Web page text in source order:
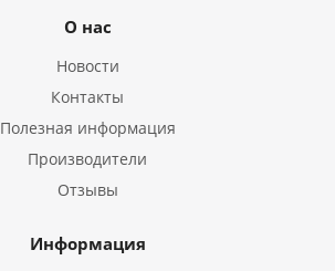
О нас
Новости
Контакты
Полезная информация
Производители
Отзывы
Информация